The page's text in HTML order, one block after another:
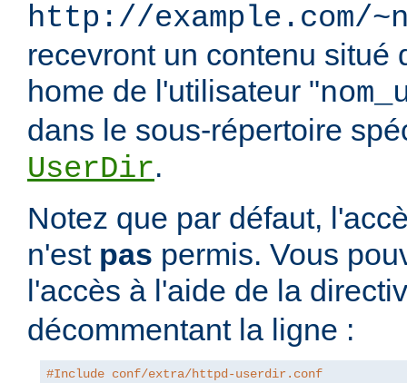
http://example.com/
recevront un contenu situé
home de l'utilisateur "
dans le sous-répertoire
UserDir.
Notez que par défaut,
n'est pas permis. Vous
l'accès à l'aide de la
décommentant la ligne :
#Include conf/extra/httpd-userdir.conf